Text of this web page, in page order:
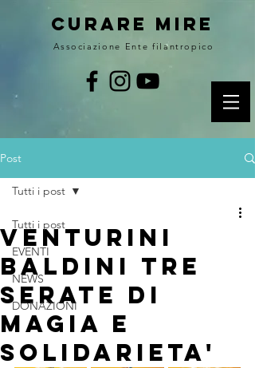
curare MIRE
Associazione Ente filantropico
Post
Tutti i post
EVENTI
NEWS
DONAZIONI
Tutti i post
venturini
baldini tre
serate di
magia e
solidarieta'